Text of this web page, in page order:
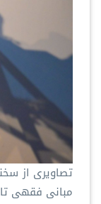
تصاویری از
مبانی فقهی